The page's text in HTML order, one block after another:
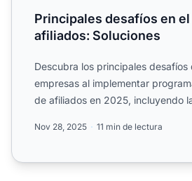
Principales desafíos en
afiliados: Soluciones
Descubra los principales desafíos
empresas al implementar
de afiliados en 2025, incluyendo
Nov 28, 2025 11 min de lectura